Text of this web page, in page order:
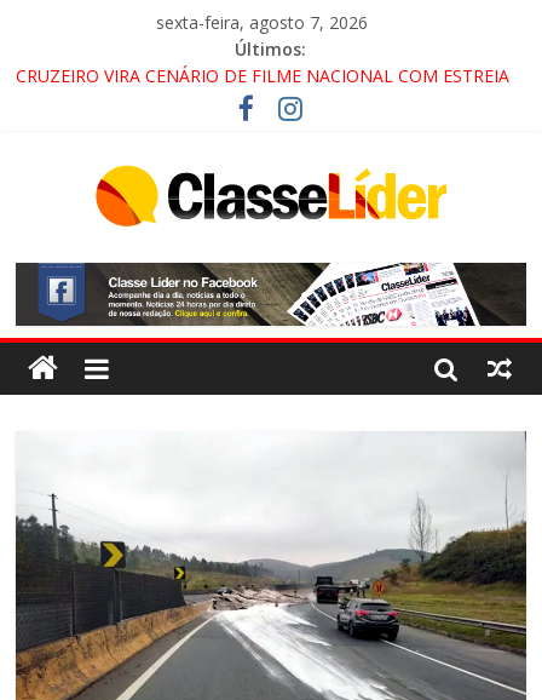
sexta-feira, agosto 7, 2026
Últimos:
CRUZEIRO VIRA CENÁRIO DE FILME NACIONAL COM ESTREIA
PROMOTOR DO GAECO
ACESSO À APARECIDA NA DUTRA SERÁ BLOQUEADO NO FIM
ALTERNATIVAS
LORENA, PINDAMONHANGABA E QUELUZ NA RETA FINAL
PELA FÁBRICA DA COCA-COLA!